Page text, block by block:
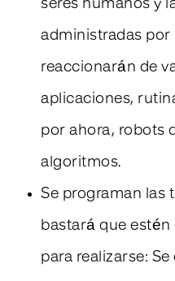
seres humanos y
administradas por
reaccionarán de
aplicaciones,
por ahora, robots
algoritmos.
Se programan las
bastará que
para realizarse: